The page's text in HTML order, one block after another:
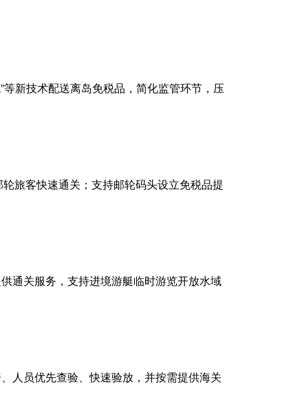
新技术配送离岛免税品，简化监管环节，压
旅客快速通关；支持邮轮码头设立免税品提
通关服务，支持进境游艇临时游览开放水域
人员优先查验、快速验放，并按需提供海关